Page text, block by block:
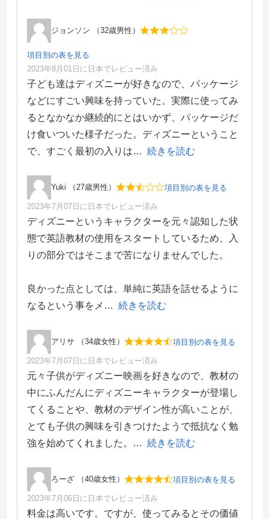
ジョンソン （32歳男性）
項目別の表を見る
項目別評価
価格・料金
3
学習効果
3
サポート体制
4
デザイン性
2
2023年8月01日に日本でレビュー済み
子ども達はディズニーが好きなので、パッケージ
などにすごい興味を持っていた。実際に使ってみ
るとなかなか継続的にとはいかず、パッケージだ
け食いついた様子だった。ディズニーということ
で、すごく最初の入りは
続きを読む
Yuki （27歳男性） 項目別の表を見る
項目別評価
価格・料金
学習効果
3
デザイン性
2
2023年7月07日に日本でレビュー済み
ディズニーというキャラクターを元々認知した状
態で英語教材の使用をスタートしているため、入
りの部分ではそこまで苦になりませんでした。
良かった点としては、単純に英語を話せるように
なるという事をメ
続きを読む
アリサ （34歳女性） 項目別の表を見る
項目別評価
価格・料金
5
学習効果
5
サポート体制
4
デザイン性
4
2023年7月07日に日本でレビュー済み
元々子供がディズニー映画を好きなので、教材の
中にふんだんにディズニーキャラクターが登場し
てくることや、教材のデザイン性が高いことが、
とても子供の興味を引きつけたようで抵抗なく勉
強を始めてくれました。
続きを読む
ろーざ （40歳女性） 項目別の表を見る
項目別評価
2023年7月06日に日本でレビュー済み
料金は高いです。ですが、使ってみるとその価値